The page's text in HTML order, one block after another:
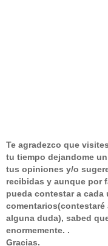
Te agradezco que
tu tiempo dejandome
tus opiniones y/o
recibidas y aunque por
pueda contestar a cada
comentarios(contestaré
alguna duda), sabed
enormemente. .
Gracias.